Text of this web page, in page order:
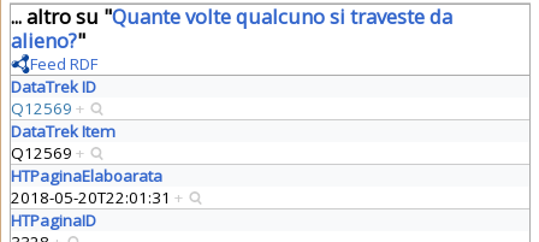
... altro su "Quante volte qualcuno si traveste da
alieno?"
Feed RDF
DataTrek ID
Q12569 +
DataTrek Item
Q12569 +
HTPaginaElaboarata
2018-05-20T22:01:31 +
HTPaginaID